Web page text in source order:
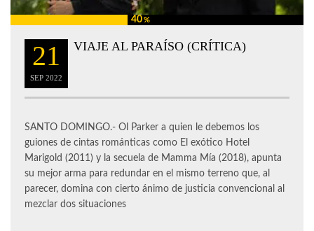
40%
21
SEP 2022
VIAJE AL PARAÍSO (CRÍTICA)
SANTO DOMINGO.- Ol Parker a quien le debemos los
guiones de cintas románticas como El exótico Hotel
Marigold (2011) y la secuela de Mamma Mía (2018), apunta
su mejor arma para redundar en el mismo terreno que, al
parecer, domina con cierto ánimo de justicia convencional al
mezclar dos situaciones